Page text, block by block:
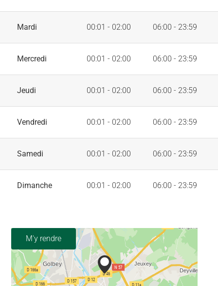
Mardi 00:01 - 02:00 06:00 - 23:59
Mercredi 00:01 - 02:00 06:00 - 23:59
Jeudi 00:01 - 02:00 06:00 - 23:59
Vendredi 00:01 - 02:00 06:00 - 23:59
Samedi 00:01 - 02:00 06:00 - 23:59
Dimanche 00:01 - 02:00 06:00 - 23:59
M'y rendre